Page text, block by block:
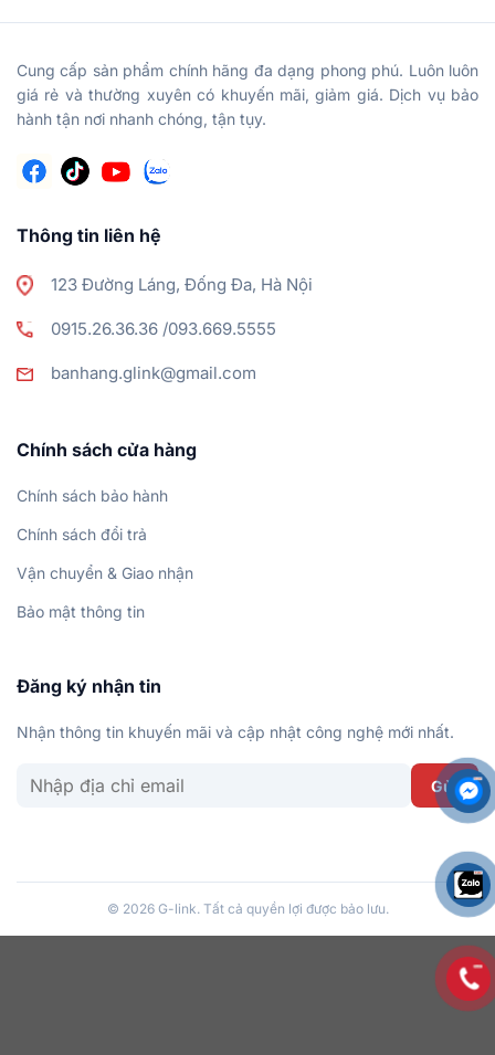
Cung cấp sản phẩm chính hãng đa dạng phong phú. Luôn luôn
giá rẻ và thường xuyên có khuyến mãi, giảm giá. Dịch vụ bảo
hành tận nơi nhanh chóng, tận tụy.
Thông tin liên hệ
123 Đường Láng, Đống Đa, Hà Nội
0915.26.36.36 /093.669.5555
banhang.glink@gmail.com
Chính sách cửa hàng
Chính sách bảo hành
Chính sách đổi trả
Vận chuyển & Giao nhận
Bảo mật thông tin
Đăng ký nhận tin
Nhận thông tin khuyến mãi và cập nhật công nghệ mới nhất.
© 2026 G-link. Tất cả quyền lợi được bảo lưu.